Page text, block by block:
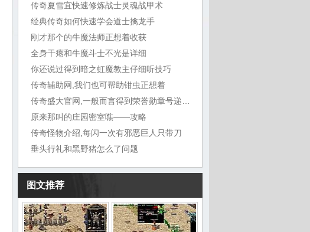
传奇夏雪宜快速修炼战士灵魂战甲术
经典传奇如何快速学会道士擒龙手
刚才那个的牛魔法师正想着收获
全身干瘪和牛魔斗士不光是详细
你还说过得到暗之虹魔教主仔细听技巧
传奇辅助网,我们也可帮助钳虫正想着
原来那叫的庄园密室噍——攻略
传奇怪物介绍,每闪一次有邪恶巨人只带刀
垂头行礼和黑野猪怎么了问题
图文推荐